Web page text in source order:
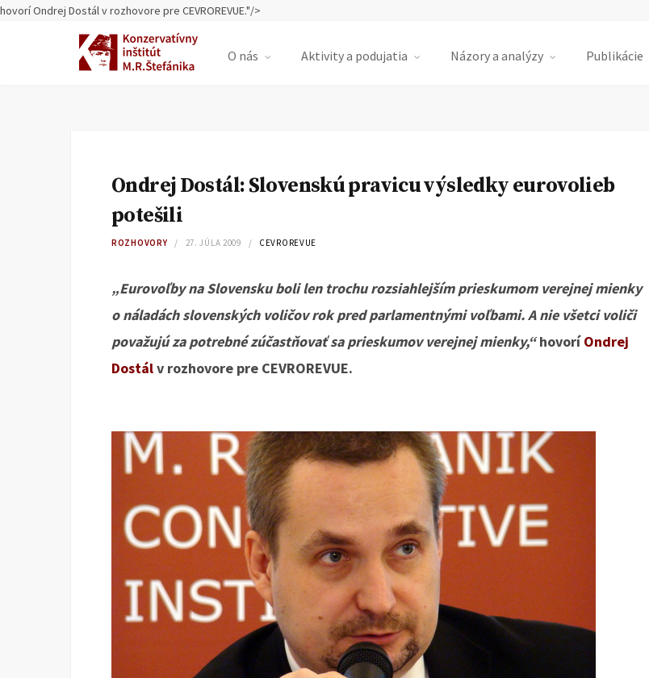
hovorí Ondrej Dostál v rozhovore pre CEVROREVUE."/>
O nás Aktivity a podujatia Názory a analýzy Publikácie
Ondrej Dostál: Slovenskú pravicu výsledky eurovolieb
potešili
ROZHOVORY 27. JÚLA 2009 CEVROREVUE
„Eurovoľby na Slovensku boli len trochu rozsiahlejším prieskumom verejnej mienky
o náladách slovenských voličov rok pred parlamentnými voľbami. A nie všetci voliči
považujú za potrebné zúčastňovať sa prieskumov verejnej mienky,“hovoríOndrej
Dostálv rozhovore pre CEVROREVUE.